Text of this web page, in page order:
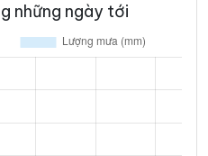
những ngày tới